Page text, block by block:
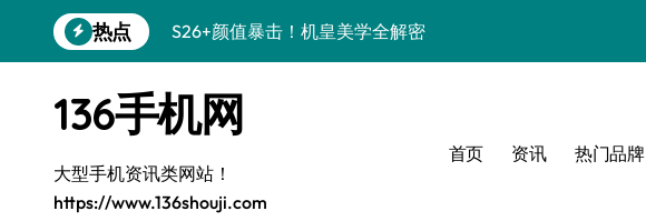
到
热点
S26+颜值暴击！机皇美学全解密
三星S26上手玩转个性美化技巧
Galaxy S25美颜秘籍：个性定制炫酷玩法
Galaxy C55 5G潮改指南：定制无限可能
136手机网
大型手机资讯类网站！
https://www.136shouji.com
首页 资讯 热门品牌